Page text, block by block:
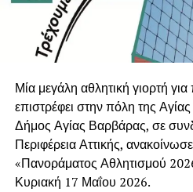
Μία μεγάλη αθλητική γιορτή για
επιστρέφει στην πόλη της
Δήμος Αγίας Βαρβάρας, σε
Περιφέρεια Αττικής,
«Πανοράματος Αθλητισμού
Κυριακή 17 Μαΐου 2026.